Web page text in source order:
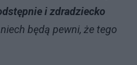
i zdradziecko
będą pewni, że tego